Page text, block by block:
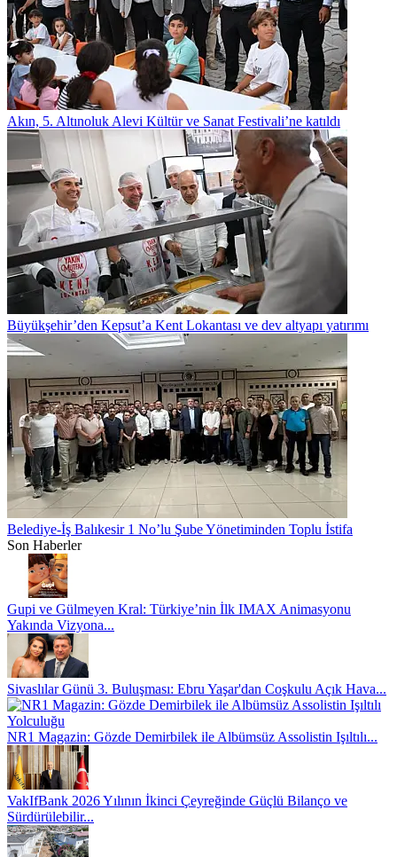
Akın, 5. Altınoluk Alevi Kültür ve Sanat Festivali’ne katıldı
Büyükşehir’den Kepsut’a Kent Lokantası ve dev altyapı yatırımı
Belediye-İş Balıkesir 1 No’lu Şube Yönetiminden Toplu İstifa
Son Haberler
Gupi ve Gülmeyen Kral: Türkiye’nin İlk IMAX Animasyonu
Yakında Vizyona...
Sivaslılar Günü 3. Buluşması: Ebru Yaşar'dan Coşkulu Açık Hava...
NR1 Magazin: Gözde Demirbilek ile Albümsüz Assolistin Işıltılı...
VakIfBank 2026 Yılının İkinci Çeyreğinde Güçlü Bilanço ve
Sürdürülebilir...